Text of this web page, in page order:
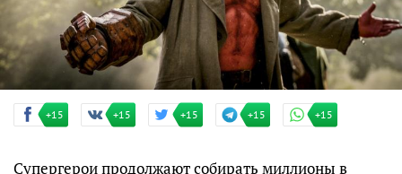
+15 +15 +15 +15 +15
Супергерои продолжают собирать миллионы в